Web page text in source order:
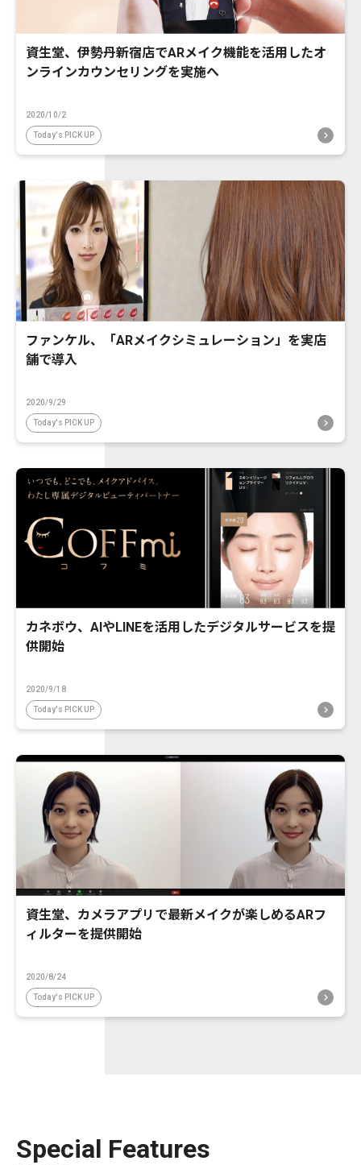
資生堂、伊勢丹新宿店でARメイク機能を活用したオ
ンラインカウンセリングを実施へ
2020/10/2
Today's PICK UP
ファンケル、「ARメイクシミュレーション」を実店
舗で導入
2020/9/29
Today's PICK UP
カネボウ、AIやLINEを活用したデジタルサービスを提
供開始
2020/9/18
Today's PICK UP
資生堂、カメラアプリで最新メイクが楽しめるARフ
ィルターを提供開始
2020/8/24
Today's PICK UP
Special Features